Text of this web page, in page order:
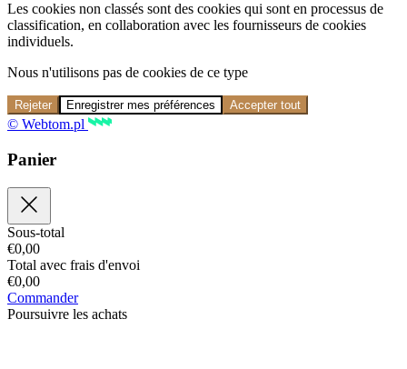
Les cookies non classés sont des cookies qui sont en processus de
classification, en collaboration avec les fournisseurs de cookies
individuels.
Nous n'utilisons pas de cookies de ce type
Rejeter Enregistrer mes préférences Accepter tout
© Webtom.pl
Panier
Sous-total
€0,00
Total avec frais d'envoi
€0,00
Commander
Poursuivre les achats